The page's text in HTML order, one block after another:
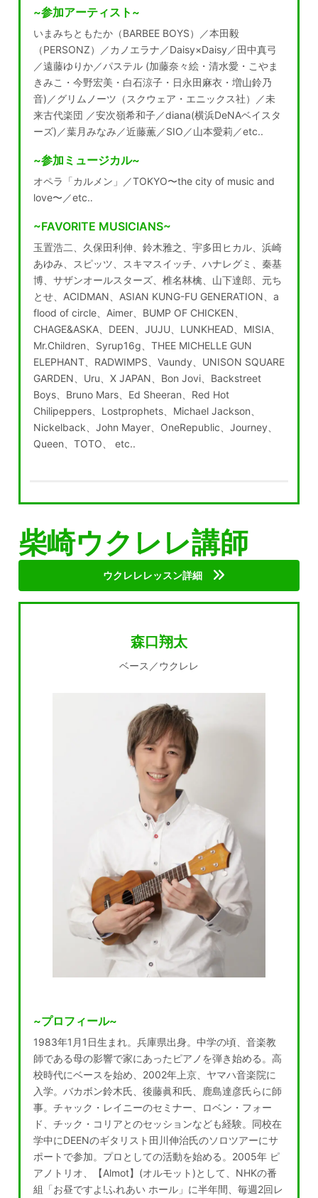
~参加アーティスト~
いまみちともたか（BARBEE BOYS）／本田毅
（PERSONZ）／カノエラナ／Daisy×Daisy／田中真弓
／遠藤ゆりか／パステル (加藤奈々絵・清水愛・こやま
きみこ・今野宏美・白石涼子・日永田麻衣・増山鈴乃
音)／グリムノーツ（スクウェア・エニックス社）／未
来古代楽団 ／安次嶺希和子／diana(横浜DeNAベイスタ
ーズ)／葉月みなみ／近藤薫／SIO／山本愛莉／etc..
~参加ミュージカル~
オペラ「カルメン」／TOKYO〜the city of music and
love〜／etc‥
~FAVORITE MUSICIANS~
玉置浩二、久保田利伸、鈴木雅之、宇多田ヒカル、浜崎
あゆみ、スピッツ、スキマスイッチ、ハナレグミ、秦基
博、サザンオールスターズ、椎名林檎、山下達郎、元ち
とせ、ACIDMAN、ASIAN KUNG-FU GENERATION、a
flood of circle、Aimer、BUMP OF CHICKEN、
CHAGE&ASKA、DEEN、JUJU、LUNKHEAD、MISIA、
Mr.Children、Syrup16g、THEE MICHELLE GUN
ELEPHANT、RADWIMPS、Vaundy、UNISON SQUARE
GARDEN、Uru、X JAPAN、Bon Jovi、Backstreet
Boys、Bruno Mars、Ed Sheeran、Red Hot
Chilipeppers、Lostprophets、Michael Jackson、
Nickelback、John Mayer、OneRepublic、Journey、
Queen、TOTO、 etc..
柴崎ウクレレ講師
ウクレレレッスン詳細
森口翔太
ベース／ウクレレ
~プロフィール~
1983年1月1日生まれ。兵庫県出身。中学の頃、音楽教
師である母の影響で家にあったピアノを弾き始める。高
校時代にベースを始め、2002年上京、ヤマハ音楽院に
入学。バカボン鈴木氏、後藤眞和氏、鹿島達彦氏らに師
事。チャック・レイニーのセミナー、ロベン・フォー
ド、チック・コリアとのセッションなども経験。同校在
学中にDEENのギタリスト田川伸治氏のソロツアーにサ
ポートで参加。プロとしての活動を始める。2005年 ピ
アノトリオ、【Almot】(オルモット)として、NHKの番
組「お昼ですよ!ふれあい ホール」に半年間、毎週2回レ